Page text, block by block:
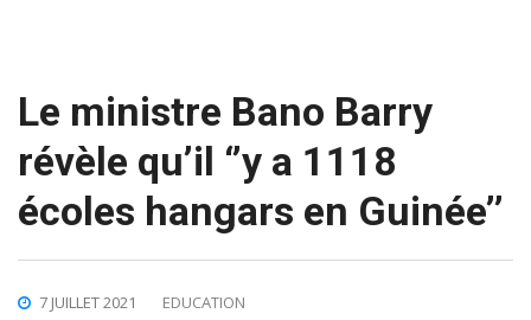
Le ministre Bano Barry
révèle qu’il ‘’y a 1118
écoles hangars en Guinée’’
7 JUILLET 2021
EDUCATION